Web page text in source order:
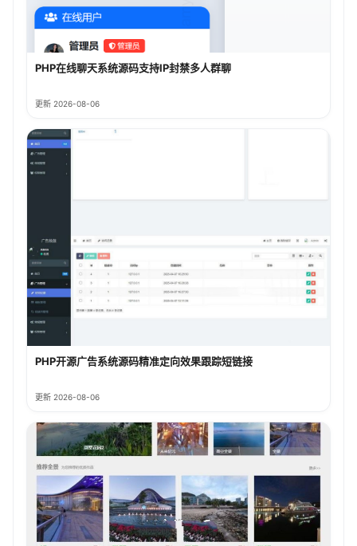
PHP在线聊天系统源码支持IP封禁多人群聊
更新 2026-08-06
PHP开源广告系统源码精准定向效果跟踪短链接
更新 2026-08-06